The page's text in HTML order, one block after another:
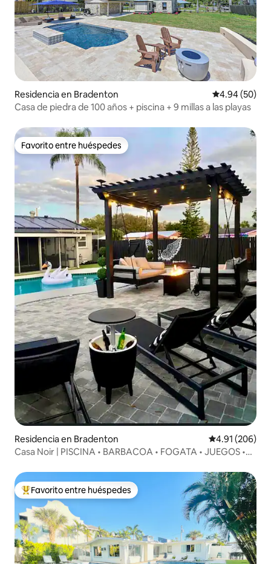
Residencia en Bradenton Calificación
4.94 (50)
Casa de piedra de 100 años + piscina + 9 millas a las playas
Favorito entre huéspedes
Favorito entre huéspedes
Residencia en Bradenton Calificación
4.91 (206)
Casa Noir | PISCINA • BARBACOA • FOGATA • JUEGOS •
De los mejores en Favorito entre huéspedes
Favorito entre huéspedes